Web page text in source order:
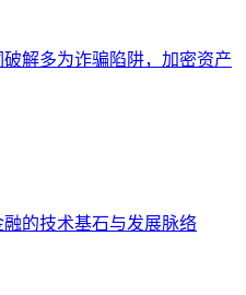
解多为诈骗陷阱，加密资产
的技术基石与发展脉络